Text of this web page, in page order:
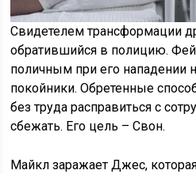
Свидетелем трансформации
обратившийся в полицию.
поличным при его нападении
покойники. Обретенные
без труда расправиться с
сбежать. Его цель – Свон.
Майкл заражает Джес,